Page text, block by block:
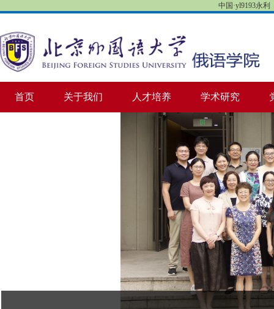
中国·yl9193永利
首页 关于我们 人才培养 学术研究